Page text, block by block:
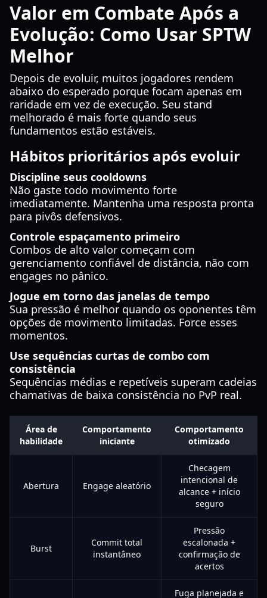
Valor em Combate Após a
Evolução: Como Usar SPTW
Melhor
Depois de evoluir, muitos jogadores rendem
abaixo do esperado porque focam apenas em
raridade em vez de execução. Seu stand
melhorado é mais forte quando seus
fundamentos estão estáveis.
Hábitos prioritários após evoluir
Discipline seus cooldowns
Não gaste todo movimento forte
imediatamente. Mantenha uma resposta pronta
para pivôs defensivos.
Controle espaçamento primeiro
Combos de alto valor começam com
gerenciamento confiável de distância, não com
engages no pânico.
Jogue em torno das janelas de tempo
Sua pressão é melhor quando os oponentes têm
opções de movimento limitadas. Force esses
momentos.
Use sequências curtas de combo com
consistência
Sequências médias e repetíveis superam cadeias
chamativas de baixa consistência no PvP real.
Área de
habilidade
Comportamento
iniciante
Comportamento
otimizado
Abertura Engage aleatório
Checagem
intencional de
alcance + início
seguro
Burst
Commit total
instantâneo
Pressão
escalonada +
confirmação de
acertos
Fuga planejada e